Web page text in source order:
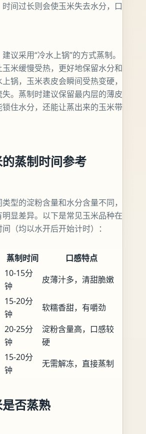
间过长则会使玉米失去水分，口
议采用“冷水上锅”的方式蒸制。
米缓慢受热，更好地保留水分和
锅，玉米表皮会瞬间受热变硬，
。蒸制时建议保留最内层的薄皮
住水分，还能让蒸出来的玉米带
蒸制时间参考
型的淀粉含量和水分含量不同，
显差异。以下是常见玉米品种在
（均以水开后开始计时）：
蒸制时间
口感特点
10-15分
钟
皮薄汁多，清甜脆嫩
15-20分
钟
软糯香甜，有嚼劲
20-25分
钟
淀粉含量高，口感较
硬
15-20分
钟
无需解冻，直接蒸制
否蒸熟